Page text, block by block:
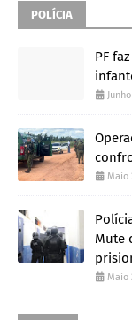
POLÍCIA
PF
Maio
Mute
Maio